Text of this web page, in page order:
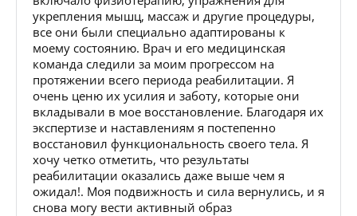
укрепления мышц, массаж и другие процедуры,
все они были специально адаптированы к
моему состоянию. Врач и его медицинская
команда следили за моим прогрессом на
протяжении всего периода реабилитации. Я
очень ценю их усилия и заботу, которые они
вкладывали в мое восстановление. Благодаря их
экспертизе и наставлениям я постепенно
восстановил функциональность своего тела. Я
хочу четко отметить, что результаты
реабилитации оказались даже выше чем я
ожидал!. Моя подвижность и сила вернулись, и я
снова могу вести активный образ